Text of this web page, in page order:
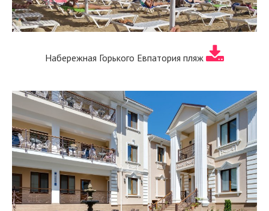
Набережная Горького Евпатория пляж